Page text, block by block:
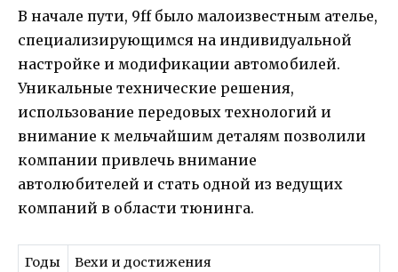
В начале пути, 9ff было малоизвестным ателье,
специализирующимся на индивидуальной
настройке и модификации автомобилей.
Уникальные технические решения,
использование передовых технологий и
внимание к мельчайшим деталям позволили
компании привлечь внимание
автолюбителей и стать одной из ведущих
компаний в области тюнинга.
Годы Вехи и достижения